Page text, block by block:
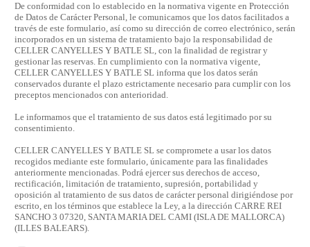
De conformidad con lo establecido en la normativa vigente en Protección
de Datos de Carácter Personal, le comunicamos que los datos facilitados a
través de este formulario, así como su dirección de correo electrónico, serán
incorporados en un sistema de tratamiento bajo la responsabilidad de
CELLER CANYELLES Y BATLE SL, con la finalidad de registrar y
gestionar las reservas. En cumplimiento con la normativa vigente,
CELLER CANYELLES Y BATLE SL informa que los datos serán
conservados durante el plazo estrictamente necesario para cumplir con los
preceptos mencionados con anterioridad.
Le informamos que el tratamiento de sus datos está legitimado por su
consentimiento.
CELLER CANYELLES Y BATLE SL se compromete a usar los datos
recogidos mediante este formulario, únicamente para las finalidades
anteriormente mencionadas. Podrá ejercer sus derechos de acceso,
rectificación, limitación de tratamiento, supresión, portabilidad y
oposición al tratamiento de sus datos de carácter personal dirigiéndose por
escrito, en los términos que establece la Ley, a la dirección CARRE REI
SANCHO 3 07320, SANTA MARIA DEL CAMI (ISLA DE MALLORCA)
(ILLES BALEARS).